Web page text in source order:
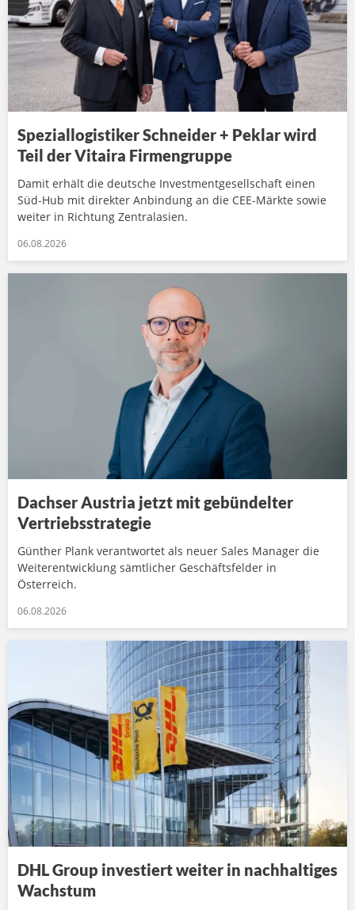
Speziallogistiker Schneider + Peklar wird
Teil der Vitaira Firmengruppe
Damit erhält die deutsche Investmentgesellschaft einen
Süd-Hub mit direkter Anbindung an die CEE-Märkte sowie
weiter in Richtung Zentralasien.
06.08.2026
Dachser Austria jetzt mit gebündelter
Vertriebsstrategie
Günther Plank verantwortet als neuer Sales Manager die
Weiterentwicklung sämtlicher Geschäftsfelder in
Österreich.
06.08.2026
DHL Group investiert weiter in nachhaltiges
Wachstum